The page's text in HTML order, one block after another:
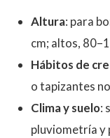
Altura: para
cm; altos,
Hábitos de
o tapizantes
Clima y suelo:
pluviometría y